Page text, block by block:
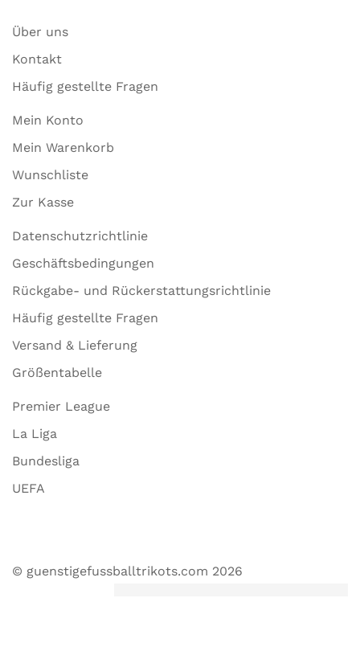
Über uns
Kontakt
Häufig gestellte Fragen
Mein Konto
Mein Warenkorb
Wunschliste
Zur Kasse
Datenschutzrichtlinie
Geschäftsbedingungen
Rückgabe- und Rückerstattungsrichtlinie
Häufig gestellte Fragen
Versand & Lieferung
Größentabelle
Premier League
La Liga
Bundesliga
UEFA
© guenstigefussballtrikots.com 2026